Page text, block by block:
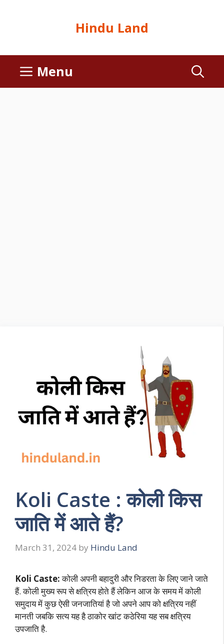
Hindu Land
Menu
Koli Caste : कोली किस
जाति में आते हैं?
March 31, 2024 by Hindu Land
Koli Caste:कोली अपनी बहादुरी और निडरता के लिए जाने जाते
हैं. कोली मुख्य रूप से क्षत्रिय होते हैं लेकिन आज के समय में कोली
समुदाय में कुछ ऐसी जनजातियां है जो अपने आप को क्षत्रिय नहीं
मानती जबकि सत्य यह है ठाकोर खांट कठेरिया यह सब क्षत्रिय
उपजाति है.